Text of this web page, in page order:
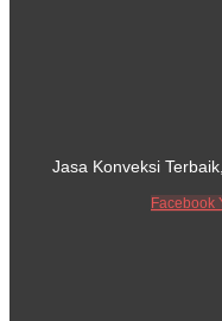
Jasa Konveksi
Facebook